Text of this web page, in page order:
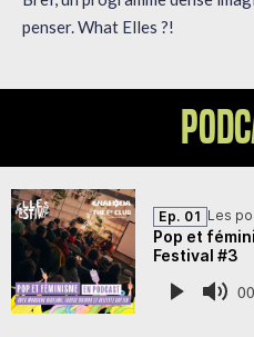
penser. What Elles ?!